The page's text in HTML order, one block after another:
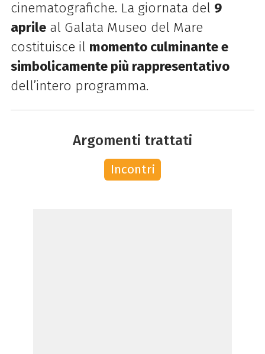
cinematografiche. La giornata del 9
aprileal Galata Museo del Mare
costituisce il momento culminante e
simbolicamente più rappresentativo
dell’intero programma.
Argomenti trattati
Incontri